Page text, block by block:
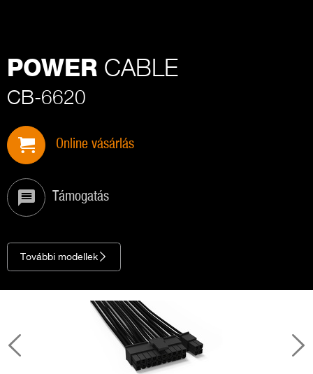
POWER CABLE
CB-6620
Online vásárlás
Támogatás
További modellek